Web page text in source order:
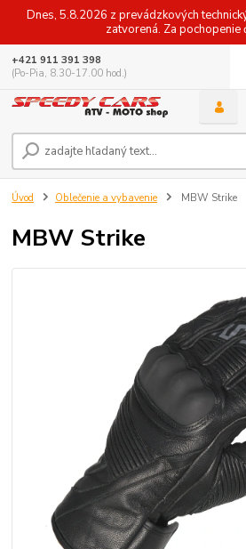
Dnes, 5.8.2026 z prevádzkových
zatvorená. Za pochopenie
+421 911 391 398
(Po-Pia, 8.30-17.00 hod.)
Úvod Oblečenie a vybavenie MBW Strike
MBW Strike